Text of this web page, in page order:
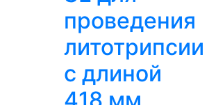
проведения
литотрипсии
с длиной